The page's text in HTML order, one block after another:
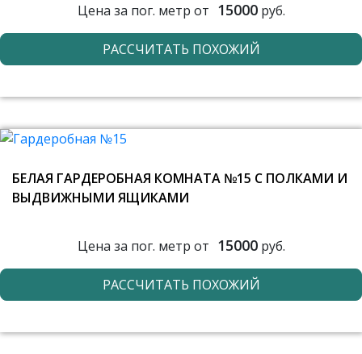
Цена за пог. метр от 15000руб.
РАССЧИТАТЬ ПОХОЖИЙ
БЕЛАЯ ГАРДЕРОБНАЯ КОМНАТА №15 С ПОЛКАМИ И
ВЫДВИЖНЫМИ ЯЩИКАМИ
Цена за пог. метр от 15000руб.
РАССЧИТАТЬ ПОХОЖИЙ